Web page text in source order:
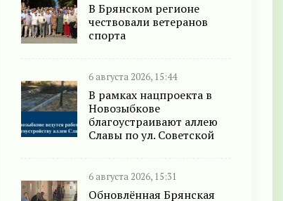
В Брянском регионе
чествовали ветеранов
спорта
6 августа 2026, 15:44
В рамках нацпроекта в
Новозыбкове
благоустраивают аллею
Славы по ул. Советской
6 августа 2026, 15:31
Обновлённая Брянская